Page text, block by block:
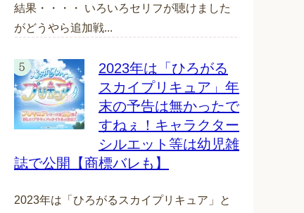
結果・・・・ いろいろセリフが聴けました
がどうやら追加戦...
2023年は「ひろがる
スカイプリキュア」年
末の予告は無かったで
すねぇ！キャラクター
シルエット等は幼児雑
誌で公開【商標バレも】
2023年は「ひろがるスカイプリキュア」と